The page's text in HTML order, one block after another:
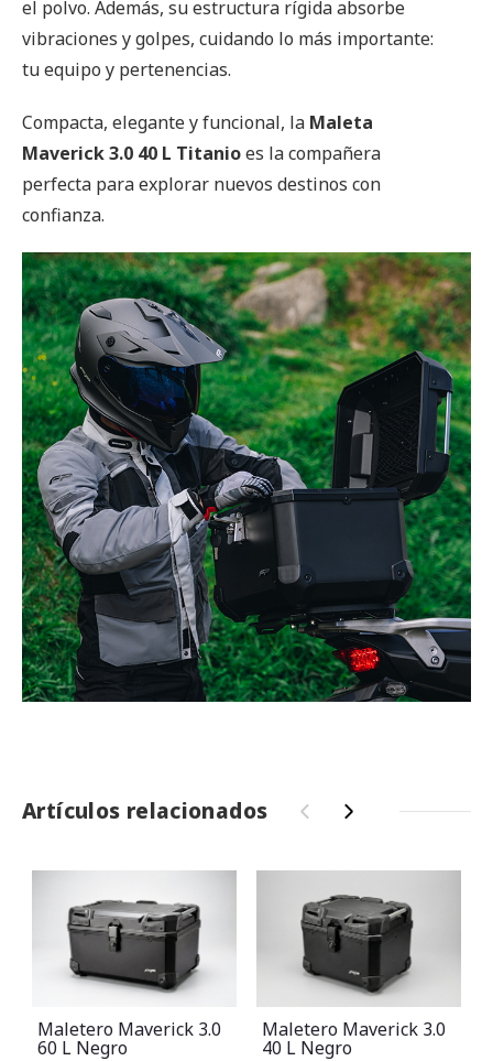
el polvo. Además, su estructura rígida absorbe
vibraciones y golpes, cuidando lo más importante:
tu equipo y pertenencias.
Compacta, elegante y funcional, la Maleta
Maverick 3.0 40 L Titanioes la compañera
perfecta para explorar nuevos destinos con
confianza.
Artículos relacionados ‹ ›
Maletero Maverick 3.0
60 L Negro
Maletero Maverick 3.0
40 L Negro